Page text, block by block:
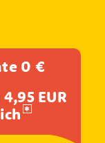
0 €
EUR